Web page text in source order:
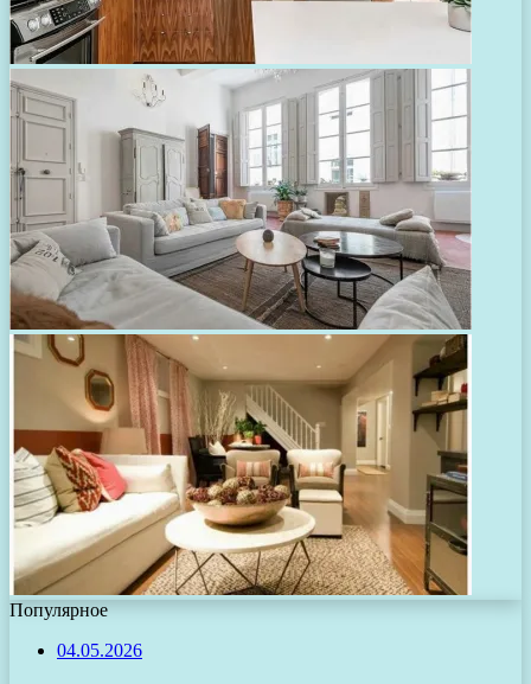
Популярное
04.05.2026